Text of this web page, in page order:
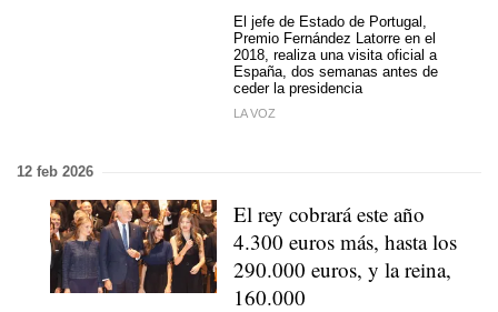
El jefe de Estado de Portugal,
Premio Fernández Latorre en el
2018, realiza una visita oficial a
España, dos semanas antes de
ceder la presidencia
LA VOZ
12 feb 2026
El rey cobrará este año
4.300 euros más, hasta los
290.000 euros, y la reina,
160.000